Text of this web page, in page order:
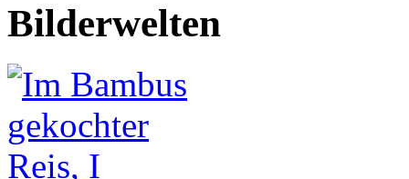
Bilderwelten